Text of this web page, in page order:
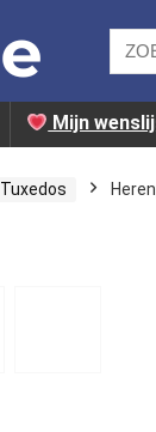
Mijn
Tuxedos